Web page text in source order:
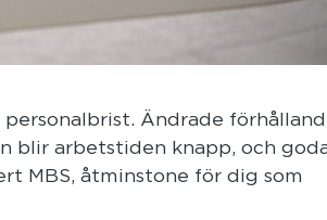
Ändrade
blir arbetstiden knapp, och
MBS, åtminstone för dig som